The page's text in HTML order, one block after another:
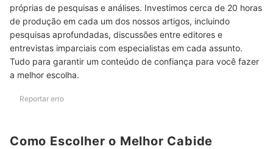
Dicas para um Armário Organizado com o Uso de Cabides
Que Tal Conferir Também Nossas Indicações de Guarda-Roupas?
próprias de pesquisas e análises. Investimos cerca de 20 horas
de produção em cada um dos nossos artigos, incluindo
pesquisas aprofundadas, discussões entre editores e
entrevistas imparciais com especialistas em cada assunto.
Tudo para garantir um conteúdo de confiança para você fazer
a melhor escolha.
Reportar erro
Como Escolher o Melhor Cabide